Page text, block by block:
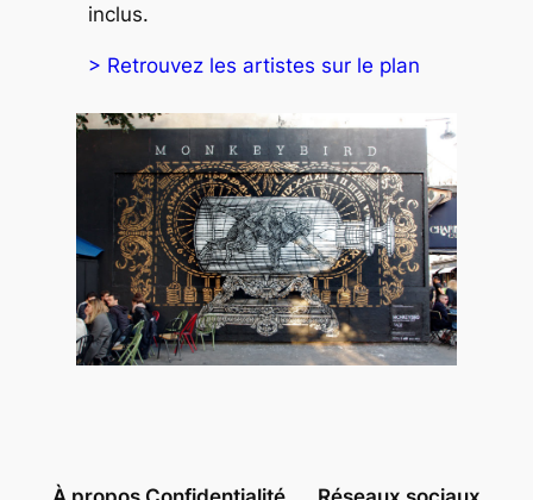
inclus.
> Retrouvez les artistes sur le plan